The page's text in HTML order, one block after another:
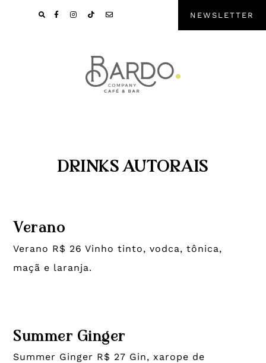
NEWSLETTER
DRINKS AUTORAIS
Verano
Verano R$ 26 Vinho tinto, vodca, tônica,
maçã e laranja.
Summer Ginger
Summer Ginger R$ 27 Gin, xarope de